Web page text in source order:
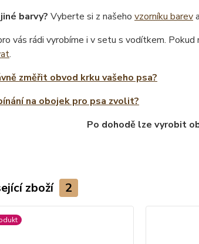
barvy? Vyberte si z našeho vzorníku bareva
vás rádi vyrobíme i v setu s vodítkem.
.
změřit obvod krku vašeho psa?
na obojek pro psa zvolit?
Po dohodě lze vyrobit
zboží 2